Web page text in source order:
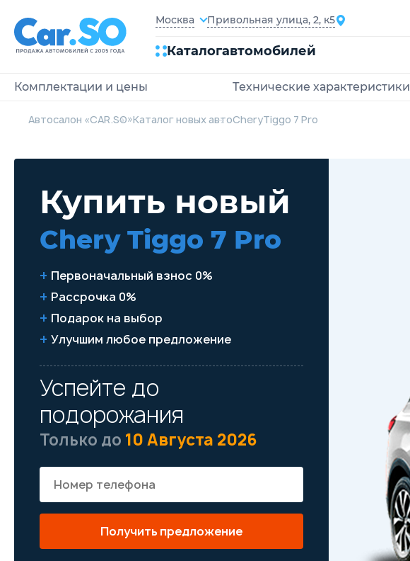
Москва Привольная улица, 2, к5
Каталогавтомобилей
Комплектации и цены Технические характеристики
Автосалон «CAR.SO»Каталог новых автоCheryTiggo 7 Pro
Купить новый
Chery Tiggo 7 Pro
Первоначальный взнос 0%
Рассрочка 0%
Подарок на выбор
Улучшим любое предложение
Успейте до
подорожания
Только до 10 Августа 2026
Получить предложение